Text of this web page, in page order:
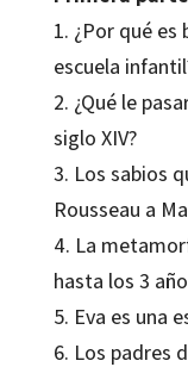
1. ¿Por qué es
escuela
2. ¿Qué le
siglo XIV?
3. Los sabios
Rousseau a
4. La
hasta los 3
5. Eva es una
6. Los padres